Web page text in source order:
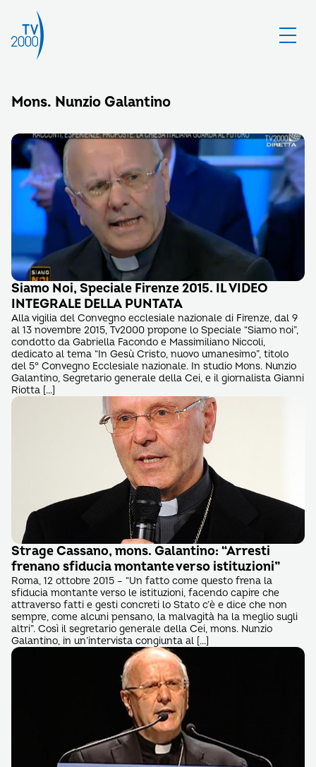
Mons. Nunzio Galantino
Siamo Noi, Speciale Firenze 2015. IL VIDEO
INTEGRALE DELLA PUNTATA
Alla vigilia del Convegno ecclesiale nazionale di Firenze, dal 9
al 13 novembre 2015, Tv2000 propone lo Speciale “Siamo noi”,
condotto da Gabriella Facondo e Massimiliano Niccoli,
dedicato al tema “In Gesù Cristo, nuovo umanesimo”, titolo
del 5° Convegno Ecclesiale nazionale. In studio Mons. Nunzio
Galantino, Segretario generale della Cei, e il giornalista Gianni
Riotta […]
Strage Cassano, mons. Galantino: “Arresti
frenano sfiducia montante verso istituzioni”
Roma, 12 ottobre 2015 – “Un fatto come questo frena la
sfiducia montante verso le istituzioni, facendo capire che
attraverso fatti e gesti concreti lo Stato c’è e dice che non
sempre, come alcuni pensano, la malvagità ha la meglio sugli
altri”. Così il segretario generale della Cei, mons. Nunzio
Galantino, in un’intervista congiunta al […]